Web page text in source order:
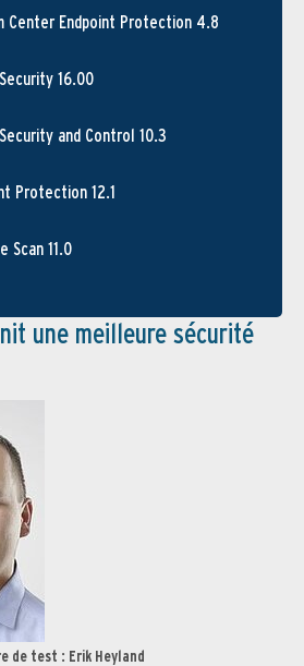
Center Endpoint Protection 4.8
16.00
and Control 10.3
Protection 12.1
Scan 11.0
une meilleure sécurité
de test : Erik Heyland